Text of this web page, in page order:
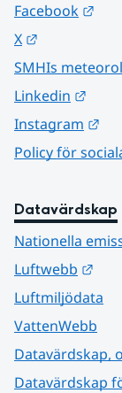
Facebook
X
SMHIs
Linkedin
Instagram
Policy för
Datavärdskap
Nationella
Luftwebb
Luftmiljödata
VattenWebb
Datavärdskap,
Datavärdskap